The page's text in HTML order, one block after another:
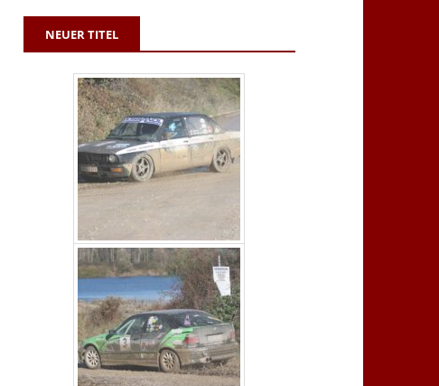
NEUER TITEL